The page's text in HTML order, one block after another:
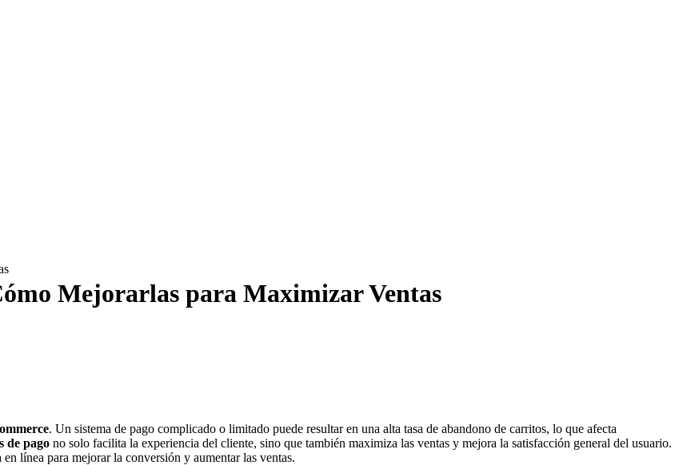
Mejorarlas para Maximizar Ventas
. Un sistema de pago complicado o limitado puede resultar en una alta tasa de abandono de carritos, lo que afecta
de pago no solo facilita la experiencia del cliente, sino que también maximiza las ventas y mejora la satisfacción general del usuario.
línea para mejorar la conversión y aumentar las ventas.